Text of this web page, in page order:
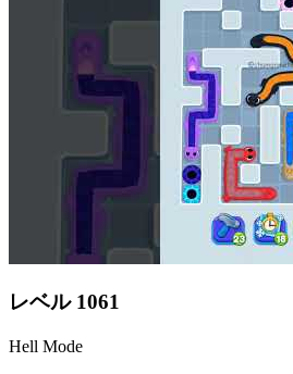
レベル 1061
Hell Mode